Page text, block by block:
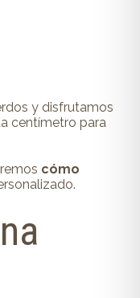
y disfrutamos
centímetro para
cómo